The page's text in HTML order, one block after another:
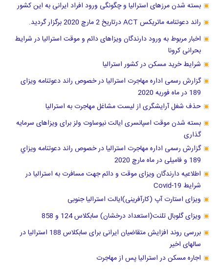
بسته شدن مرزهای استرالیا و چگونگی ورود افراد ایرانی به این کشور
راند دعوتنامه ماتریکس ACT درتاریخ 2 مارچ 2020 برگزار گردید.
اخبار مربوط به ورود دارندگان ویزاهای دائم و موقت استرالیا در شرایط
بحرانی کرونا
شرایط خرید مسکن در کشور استرالیا
گزارش رسمی اداره مهاجرت استرالیا در خصوص راند دعوتنامه ویزای
189 در ماه فوریه 2020
حذف شغل آرایشگری از لیست مشاغل مهاجرت به استرالیا
بسته شدن موقت اسپانسری ایالت نیوساوت ولز برای ویزاهای سرمایه
گذاری
گزارش رسمی اداره مهاجرت استرالیا در خصوص راند دعوتنامه ويزاي
189 و فامیلی در ماه مارچ 2020
اطلاعیه دارندگان ویزای موقت و دائم جهت مسافرت به استرالیا در
شرایط Covid-19
ویزای استارت آپ (کارآفرینی)ایالت استرالیا جنوبی
ویزای گلوبال تلنت(استعداد درخشان) سابکلاس 124 و 858
بررسی روند افزایش متقاضیان ایرانی برای سابکلاس 188 استرالیا در
سالهای اخیر
اجاره مسکن در استرالیا پس از مهاجرت